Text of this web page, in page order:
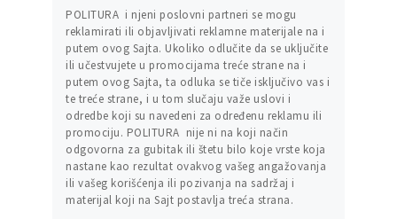
POLITURA i njeni poslovni partneri se mogu
reklamirati ili objavljivati reklamne materijale na i
putem ovog Sajta. Ukoliko odlučite da se uključite
ili učestvujete u promocijama treće strane na i
putem ovog Sajta, ta odluka se tiče isključivo vas i
te treće strane, i u tom slučaju važe uslovi i
odredbe koji su navedeni za određenu reklamu ili
promociju. POLITURA nije ni na koji način
odgovorna za gubitak ili štetu bilo koje vrste koja
nastane kao rezultat ovakvog vašeg angažovanja
ili vašeg korišćenja ili pozivanja na sadržaj i
materijal koji na Sajt postavlja treća strana.